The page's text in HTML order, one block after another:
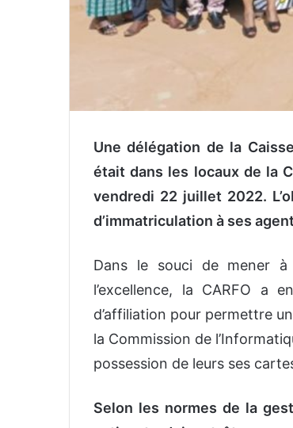
Une délégation de la
était dans les locaux de la
vendredi 22 juillet 2022.
d’immatriculation à ses
Dans le souci de mener
l’excellence, la CARFO a
d’affiliation pour permettre
la Commission de
possession de leurs ses
Selon les normes de la